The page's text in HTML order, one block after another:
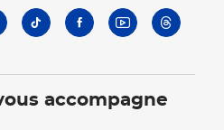
accompagne